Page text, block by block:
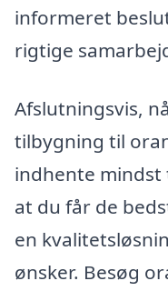
informeret
rigtige
Afslutningsvis,
tilbygning til
indhente mindst
at du får de
en
ønsker. Besøg